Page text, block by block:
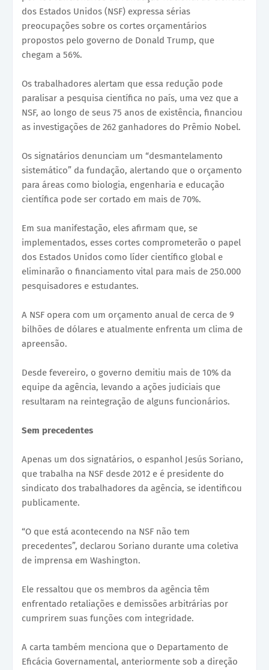
dos Estados Unidos (NSF) expressa sérias
preocupações sobre os cortes orçamentários
propostos pelo governo de Donald Trump, que
chegam a 56%.
Os trabalhadores alertam que essa redução pode
paralisar a pesquisa científica no país, uma vez que a
NSF, ao longo de seus 75 anos de existência, financiou
as investigações de 262 ganhadores do Prêmio Nobel.
Os signatários denunciam um “desmantelamento
sistemático” da fundação, alertando que o orçamento
para áreas como biologia, engenharia e educação
científica pode ser cortado em mais de 70%.
Em sua manifestação, eles afirmam que, se
implementados, esses cortes comprometerão o papel
dos Estados Unidos como líder científico global e
eliminarão o financiamento vital para mais de 250.000
pesquisadores e estudantes.
A NSF opera com um orçamento anual de cerca de 9
bilhões de dólares e atualmente enfrenta um clima de
apreensão.
Desde fevereiro, o governo demitiu mais de 10% da
equipe da agência, levando a ações judiciais que
resultaram na reintegração de alguns funcionários.
Sem precedentes
Apenas um dos signatários, o espanhol Jesús Soriano,
que trabalha na NSF desde 2012 e é presidente do
sindicato dos trabalhadores da agência, se identificou
publicamente.
“O que está acontecendo na NSF não tem
precedentes”, declarou Soriano durante uma coletiva
de imprensa em Washington.
Ele ressaltou que os membros da agência têm
enfrentado retaliações e demissões arbitrárias por
cumprirem suas funções com integridade.
A carta também menciona que o Departamento de
Eficácia Governamental, anteriormente sob a direção